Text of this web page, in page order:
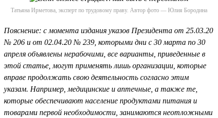
Татьяна Ирметова, эксперт по трудовому праву. Автор фото — Юлия Бородина
Пояснение: с момента издания указов Президента от 25.03.20
№ 206 и от 02.04.20 № 239, которыми дни с 30 марта по 30
апреля объявлены нерабочими, все варианты, приведенные в
этой статье, могут применять лишь организации, которые
вправе продолжать свою деятельность согласно этим
указам. Например, медицинские и аптечные, а также те,
которые обеспечивают население продуктами питания и
товарами первой необходимости, занимаются неотложными